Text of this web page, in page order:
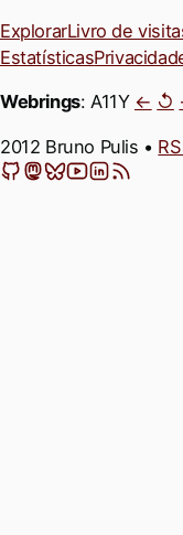
ExplorarLivro de
Estatísticas
Webrings: A11Y ← ↺
2012 Bruno Pulis •
GitHub
Mastodon
Bluesky
YouTube
LinkedIn